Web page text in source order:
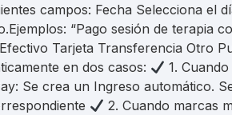
campos: Fecha Selecciona el
“Pago sesión de terapia
Tarjeta Transferencia Otro
en dos casos:
1.
Se crea un Ingreso automático.
2. Cuando marcas